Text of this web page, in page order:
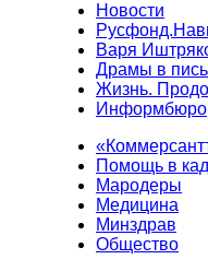
Новости
Варя
Драмы в
Жизнь.
Информбюро
Помощь в
Мародеры
Медицина
Минздрав
Общество